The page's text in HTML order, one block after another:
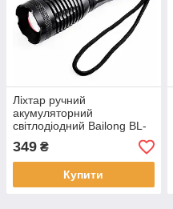
Ліхтар ручний
акумуляторний
світлодіодний Bailong BL-
1837-T6
349 ₴
Купити